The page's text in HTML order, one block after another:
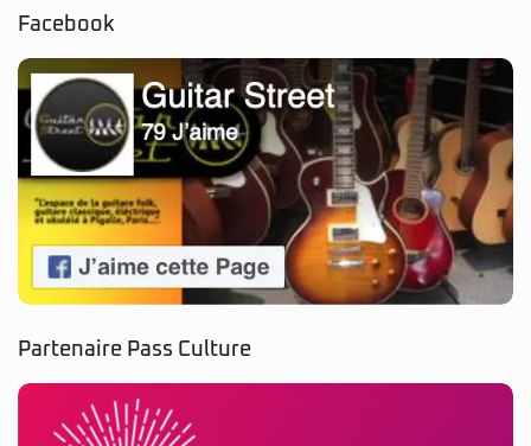
Partenaire Pass Culture